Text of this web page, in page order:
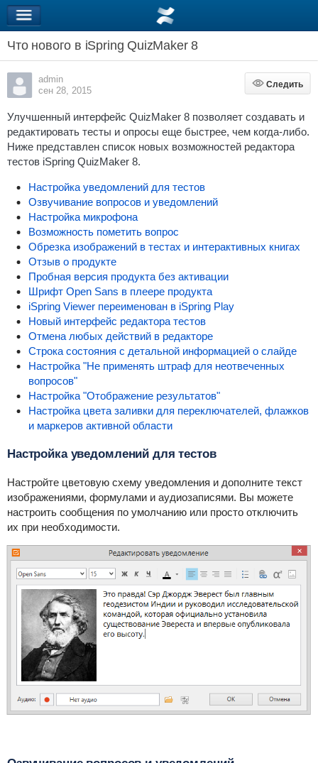
Что нового в iSpring QuizMaker 8
admin
сен 28, 2015
Следить
Следить
Улучшенный интерфейс QuizMaker 8 позволяет создавать и
редактировать тесты и опросы еще быстрее, чем когда-либо.
Ниже представлен список новых возможностей редактора
тестов iSpring QuizMaker 8.
Настройка уведомлений для тестов
Озвучивание вопросов и уведомлений
Настройка микрофона
Возможность пометить вопрос
Обрезка изображений в тестах и интерактивных книгах
Отзыв о продукте
Пробная версия продукта без активации
Шрифт Open Sans в плеере продукта
iSpring Viewer переименован в iSpring Play
Новый интерфейс редактора тестов
Отмена любых действий в редакторе
Строка состояния с детальной информацией о слайде
Настройка "Не применять штраф для неотвеченных
вопросов"
Настройка "Отображение результатов"
Настройка цвета заливки для переключателей, флажков
и маркеров активной области
Настройка уведомлений для тестов
Настройте цветовую схему уведомления и дополните текст
изображениями, формулами и аудиозаписями. Вы можете
настроить сообщения по умолчанию или просто отключить
их при необходимости.